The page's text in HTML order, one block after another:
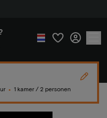
● 1 kamer / 2 personen